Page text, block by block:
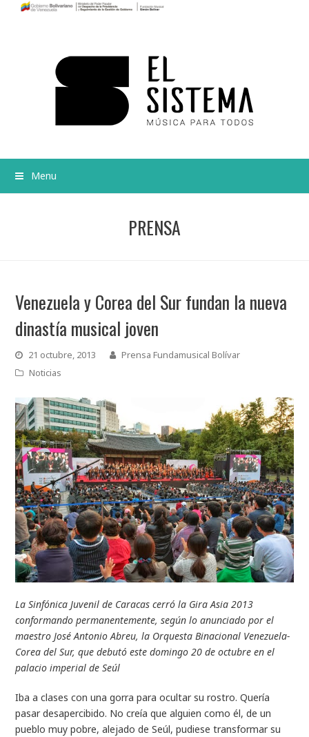
Menu
PRENSA
Venezuela y Corea del Sur fundan la nueva
dinastía musical joven
21 octubre, 2013
Prensa Fundamusical Bolívar
Noticias
La Sinfónica Juvenil de Caracas cerró la Gira Asia 2013
conformando permanentemente, según lo anunciado por el
maestro José Antonio Abreu, la Orquesta Binacional Venezuela-
Corea del Sur, que debutó este domingo 20 de octubre en el
palacio imperial de Seúl
Iba a clases con una gorra para ocultar su rostro. Quería
pasar desapercibido. No creía que alguien como él, de un
pueblo muy pobre, alejado de Seúl, pudiese transformar su